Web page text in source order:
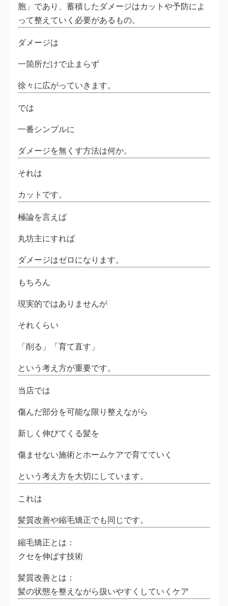
胞」であり、蓄積したダメージはカットや予防によ
って整えていく必要があるもの。
ダメージは
一箇所だけで止まらず
徐々に広がっていきます。
では
一番シンプルに
ダメージを無くす方法は何か。
それは
カットです。
極論を言えば
丸坊主にすれば
ダメージはゼロになります。
もちろん
現実的ではありませんが
それくらい
「削る」「育て直す」
という考え方が重要です。
当店では
傷んだ部分を可能な限り整えながら
新しく伸びてくる髪を
傷ませない施術とホームケアで育てていく
という考え方を大切にしています。
これは
髪質改善や縮毛矯正でも同じです。
縮毛矯正とは：
クセを伸ばす技術
髪質改善とは：
髪の状態を整えながら扱いやすくしていくケア